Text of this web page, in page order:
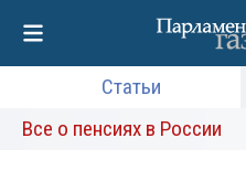
Статьи
Все о пенсиях в России